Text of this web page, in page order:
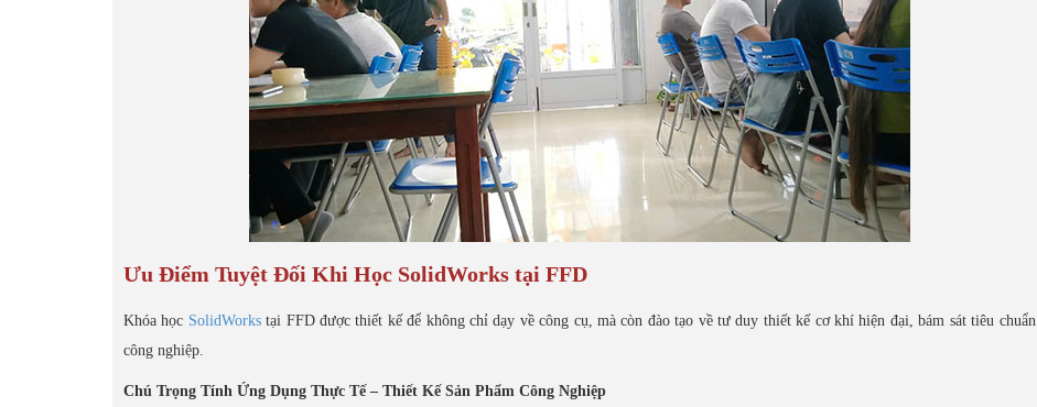
Ưu Điểm Tuyệt Đối Khi Học SolidWorks tại FFD
Khóa học SolidWorkstại FFD được thiết kế để không chỉ dạy về công cụ, mà còn đào tạo về tư duy thiết kế cơ khí hiện đại, bám sát tiêu chuẩn
công nghiệp.
Chú Trọng Tính Ứng Dụng Thực Tế – Thiết Kế Sản Phẩm Công Nghiệp